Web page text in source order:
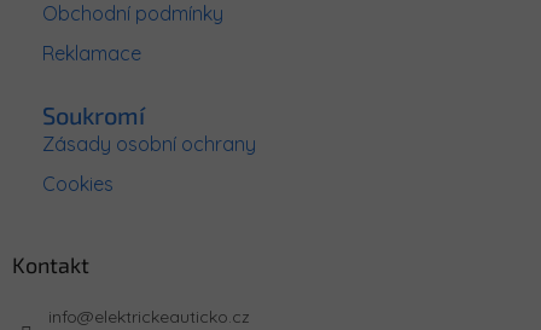
Obchodní podmínky
Reklamace
Soukromí
Zásady osobní ochrany
Cookies
Kontakt
info@elektrickeauticko.cz